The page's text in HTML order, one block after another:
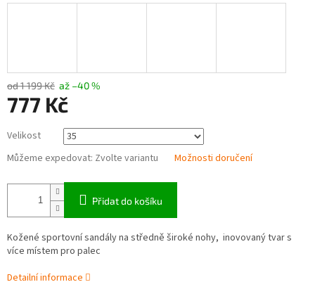
od 1 199 Kč až –40 %
777 Kč
cena:
Velikost
Můžeme expedovat: Zvolte variantu Možnosti doručení
Přidat do košíku
Kožené sportovní sandályna středně široké nohy, inovovaný tvar s
více místem pro palec
Detailní informace